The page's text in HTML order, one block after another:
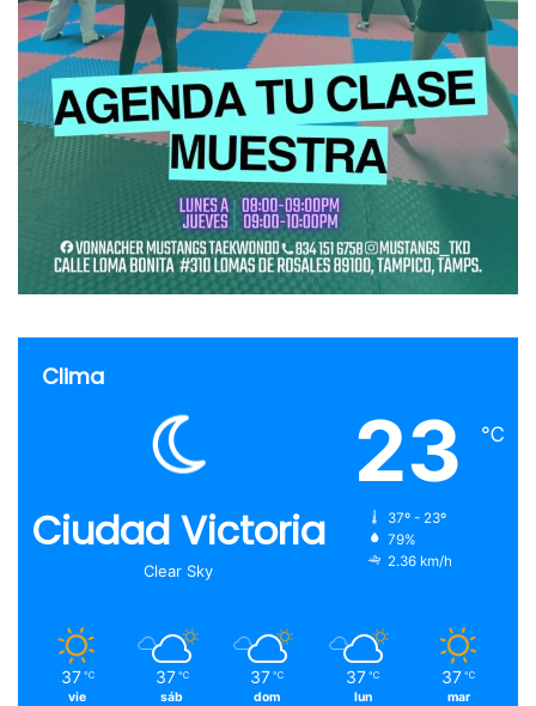
Clima
Ciudad Victoria
Clear Sky
23 ℃
37º - 23º
79%
2.36 km/h
37 ℃
vie
37 ℃
sáb
37 ℃
dom
37 ℃
lun
37 ℃
mar